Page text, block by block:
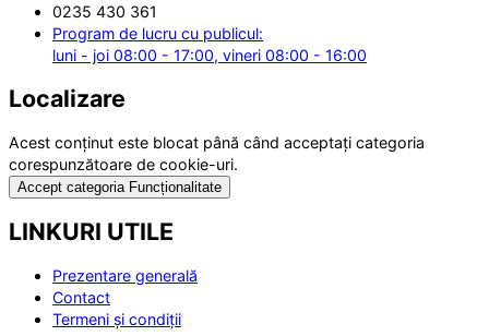
0235 430 361
Program de lucru cu publicul:
luni - joi 08:00 - 17:00, vineri 08:00 - 16:00
Localizare
Acest conținut este blocat până când acceptați categoria
corespunzătoare de cookie-uri.
Accept categoria Funcționalitate
LINKURI UTILE
Prezentare generală
Contact
Termeni și condiții